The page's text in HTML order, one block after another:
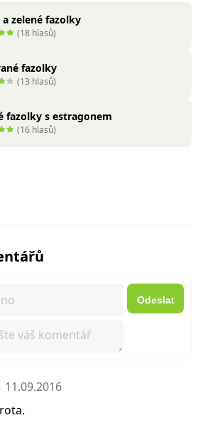
a zelené fazolky
(18 hlasů)
fazolky
(13 hlasů)
fazolky s estragonem
(16 hlasů)
Odeslat
11.09.2016